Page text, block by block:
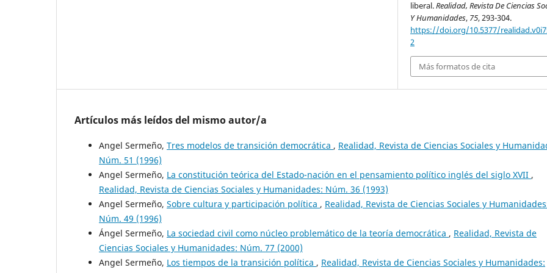
liberal.Realidad, Revista De Ciencias
Y Humanidades, 75, 293-304.
https://doi.org/10.5377/
2
Más formatos de cita
Artículos más leídos del mismo autor/a
Angel Sermeño, Tres modelos de transición democrática , Realidad, Revista de Ciencias Sociales y
Núm. 51 (1996)
Angel Sermeño, La constitución teórica del Estado-nación en el pensamiento político inglés del siglo XVII ,
Realidad, Revista de Ciencias Sociales y Humanidades: Núm. 36 (1993)
Angel Sermeño, Sobre cultura y participación política , Realidad, Revista de Ciencias Sociales y
Núm. 49 (1996)
Ángel Sermeño, La sociedad civil como núcleo problemático de la teoría democrática , Realidad, Revista de
Ciencias Sociales y Humanidades: Núm. 77 (2000)
Angel Sermeño, Los tiempos de la transición política , Realidad, Revista de Ciencias Sociales y Humanidades: